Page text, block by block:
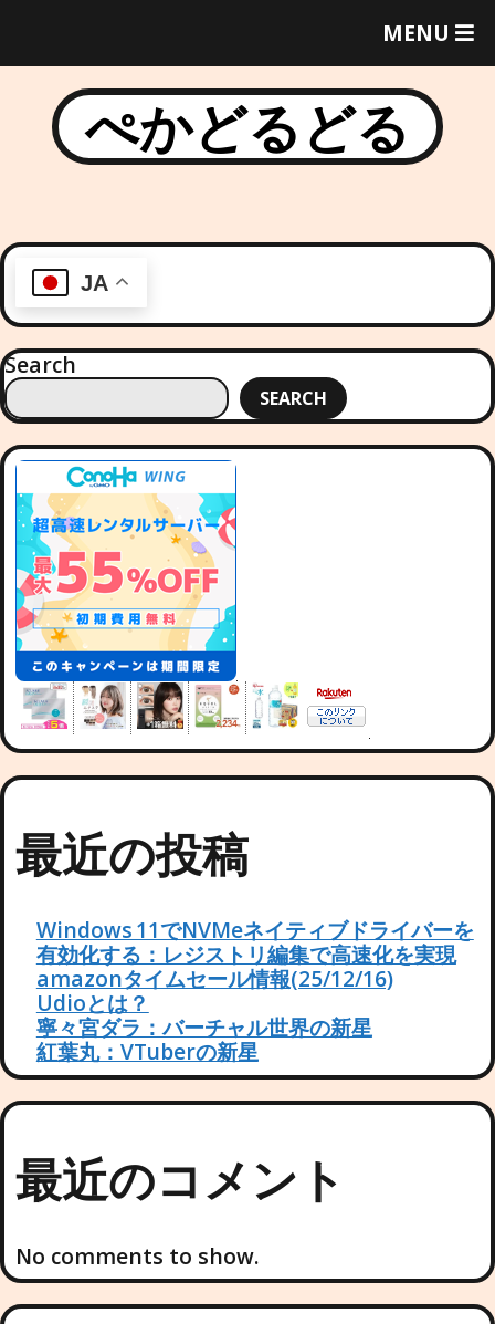
MENU
T
U
ぺかどるどる
JA
Search
SEARCH
最近の投稿
Windows 11でNVMeネイティブドライバーを
有効化する：レジストリ編集で高速化を実現
amazonタイムセール情報(25/12/16)
Udioとは？
寧々宮ダラ：バーチャル世界の新星
紅葉丸：VTuberの新星
最近のコメント
No comments to show.